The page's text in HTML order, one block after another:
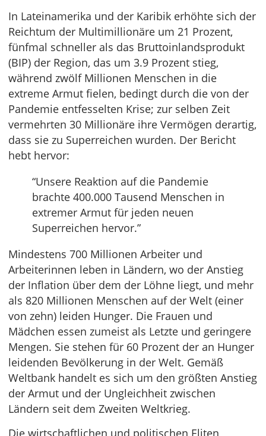
In Lateinamerika und der Karibik erhöhte sich der
Reichtum der Multimillionäre um 21 Prozent,
fünfmal schneller als das Bruttoinlandsprodukt
(BIP) der Region, das um 3.9 Prozent stieg,
während zwölf Millionen Menschen in die
extreme Armut fielen, bedingt durch die von der
Pandemie entfesselten Krise; zur selben Zeit
vermehrten 30 Millionäre ihre Vermögen derartig,
dass sie zu Superreichen wurden. Der Bericht
hebt hervor:
“Unsere Reaktion auf die Pandemie
brachte 400.000 Tausend Menschen in
extremer Armut für jeden neuen
Superreichen hervor.”
Mindestens 700 Millionen Arbeiter und
Arbeiterinnen leben in Ländern, wo der Anstieg
der Inflation über dem der Löhne liegt, und mehr
als 820 Millionen Menschen auf der Welt (einer
von zehn) leiden Hunger. Die Frauen und
Mädchen essen zumeist als Letzte und geringere
Mengen. Sie stehen für 60 Prozent der an Hunger
leidenden Bevölkerung in der Welt. Gemäß
Weltbank handelt es sich um den größten Anstieg
der Armut und der Ungleichheit zwischen
Ländern seit dem Zweiten Weltkrieg.
Die wirtschaftlichen und politischen Eliten